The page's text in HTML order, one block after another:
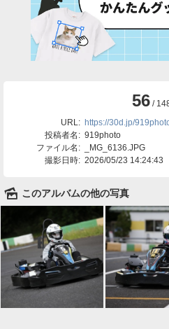
56 /
URL: https://30d.jp/
投稿者名: 919photo
ファイル名:
_MG_6136.JPG
撮影日時: 2026/05/23 14:24:43
🌄 このアルバムの他の写真